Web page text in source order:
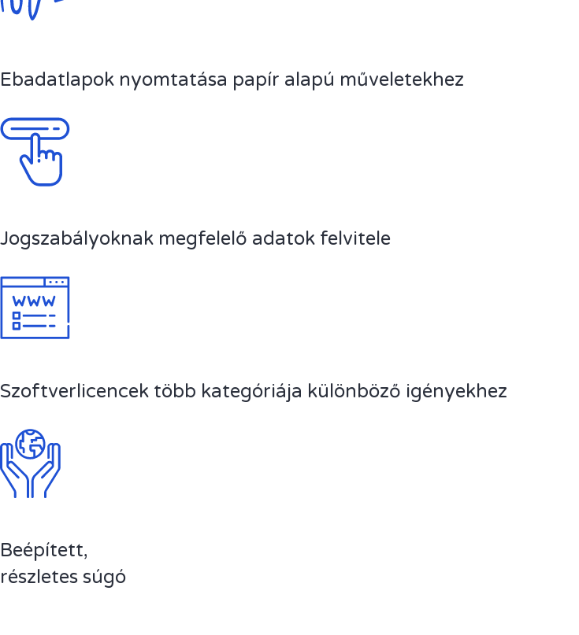
Ebadatlapok nyomtatása papír alapú műveletekhez
Jogszabályoknak megfelelő adatok felvitele
Szoftverlicencek több kategóriája különböző igényekhez
Beépített,
részletes súgó